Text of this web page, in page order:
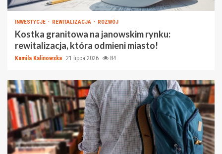
INWESTYCJE REWITALIZACJA ROZWÓJ
Kostka granitowa na janowskim rynku:
rewitalizacja, która odmieni miasto!
Kamila Kalinowska 21 lipca 2026 84